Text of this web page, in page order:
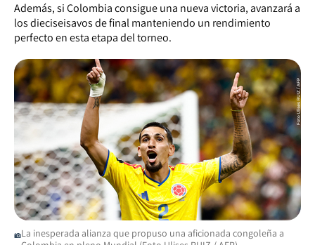
Además, si Colombia consigue una nueva victoria, avanzará a
los dieciseisavos de final manteniendo un rendimiento
perfecto en esta etapa del torneo.
La inesperada alianza que propuso una aficionada congoleña a